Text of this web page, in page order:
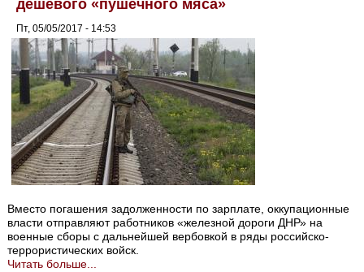
дешевого «пушечного мяса»
Пт, 05/05/2017 - 14:53
Вместо погашения задолженности по зарплате, оккупационные
власти отправляют работников «железной дороги ДНР» на
военные сборы с дальнейшей вербовкой в ряды российско-
террористических войск.
Читать больше...